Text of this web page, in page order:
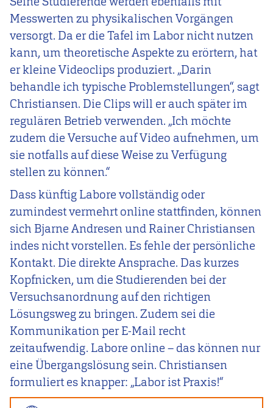
Messwerten zu physikalischen Vorgängen
versorgt. Da er die Tafel im Labor nicht nutzen
kann, um theoretische Aspekte zu erörtern, hat
er kleine Videoclips produziert. „Darin
behandle ich typische Problemstellungen“, sagt
Christiansen. Die Clips will er auch später im
regulären Betrieb verwenden. „Ich möchte
zudem die Versuche auf Video aufnehmen, um
sie notfalls auf diese Weise zu Verfügung
stellen zu können.“
Dass künftig Labore vollständig oder
zumindest vermehrt online stattfinden, können
sich Bjarne Andresen und Rainer Christiansen
indes nicht vorstellen. Es fehle der persönliche
Kontakt. Die direkte Ansprache. Das kurzes
Kopfnicken, um die Studierenden bei der
Versuchsanordnung auf den richtigen
Lösungsweg zu bringen. Zudem sei die
Kommunikation per E-Mail recht
zeitaufwendig. Labore online – das können nur
eine Übergangslösung sein. Christiansen
formuliert es knapper: „Labor ist Praxis!“